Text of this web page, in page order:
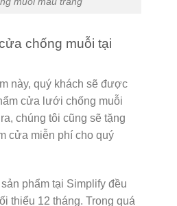
chống muỗi tại
này, quý khách sẽ được
cửa lưới chống muỗi
chúng tôi cũng sẽ tặng
cửa miễn phí cho quý
phẩm tại Simplify đều
thiểu 12 tháng. Trong quá